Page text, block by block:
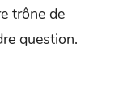
trône de
question.